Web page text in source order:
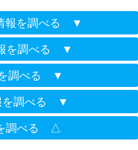
報を調べる ▼
を調べる ▼
調べる ▼
調べる ▼
調べる △